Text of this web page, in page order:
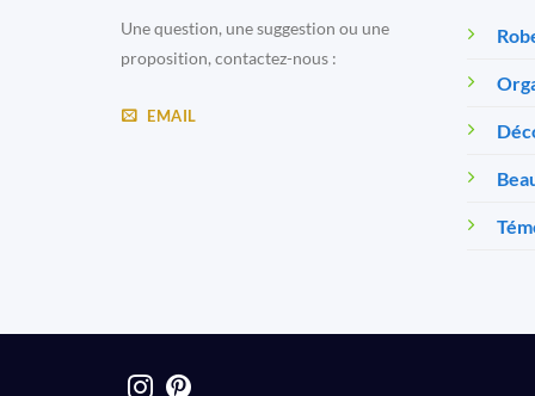
Une question, une suggestion ou une
proposition, contactez-nous :
EMAIL